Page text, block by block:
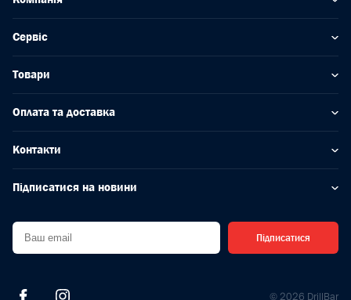
Сервіс
Товари
Оплата та доставка
Контакти
Підписатися на новини
Підписатися
© 2026 DrillBar